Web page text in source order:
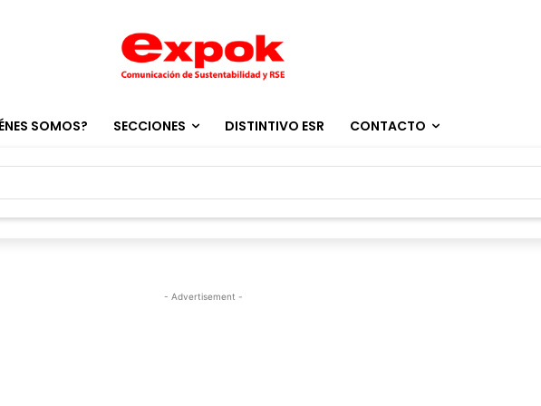
SOMOS? SECCIONES DISTINTIVO ESR CONTACTO
- Advertisement -